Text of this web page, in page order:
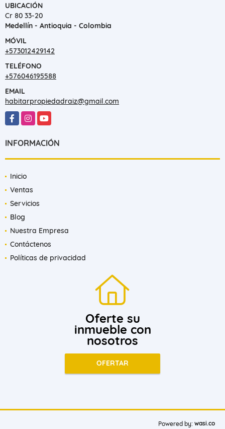
UBICACIÓN
Cr 80 33-20
Medellín - Antioquia - Colombia
MÓVIL
+573012429142
TELÉFONO
+576046195588
EMAIL
habitarpropiedadraiz@gmail.com
FacebookInstagram
YouTube
INFORMACIÓN
Inicio
Ventas
Servicios
Blog
Nuestra Empresa
Contáctenos
Políticas de privacidad
Oferte su
inmueble con
nosotros
OFERTAR
Powered by: wasi.co